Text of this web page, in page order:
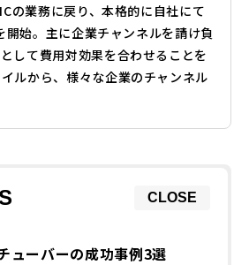
の業務に戻り、本格的に自社にて
始。主に企業チャンネルを請け負
して費用対効果を合わせることを
ルから、様々な企業のチャンネル
CLOSE
ューバーの成功事例3選